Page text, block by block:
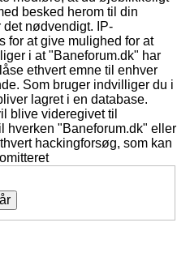
besked herom til din
det nødvendigt. IP-
for at give mulighed for at
i at "Baneforum.dk" har
ethvert emne til enhver
Som bruger indvilliger du i
lagret i en database.
blive videregivet til
hverken "Baneforum.dk" eller
hackingforsøg, som kan